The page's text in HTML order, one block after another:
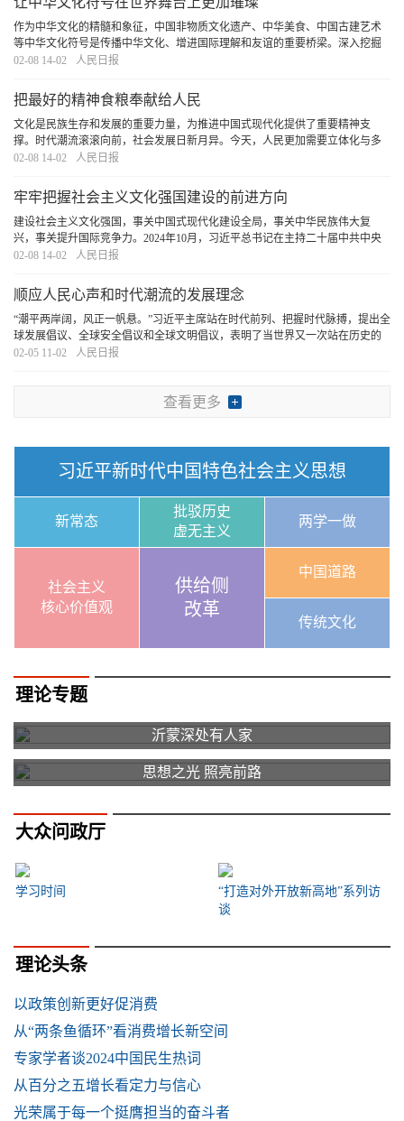
作为中华文化的精髓和象征，中国非物质文化遗产、中华美食、中国古建艺术
等中华文化符号是传播中华文化、增进国际理解和友谊的重要桥梁。深入挖掘
提炼中华文化符号、创新中华文化符号的叙事体系，是有效传递中华文化深厚
02-08 14-02 人民日报
把最好的精神食粮奉献给人民
文化是民族生存和发展的重要力量，为推进中国式现代化提供了重要精神支
撑。时代潮流滚滚向前，社会发展日新月异。今天，人民更加需要立体化与多
样性并存、精品化与创新性并重的文化产品。这就需要把满足人民精神文化需
02-08 14-02 人民日报
牢牢把握社会主义文化强国建设的前进方向
建设社会主义文化强国，事关中国式现代化建设全局，事关中华民族伟大复
兴，事关提升国际竞争力。2024年10月，习近平总书记在主持二十届中共中央
政治局第十七次集体学习时强调：“要锚定2035年建成文化强国的战略目标，坚
02-08 14-02 人民日报
顺应人民心声和时代潮流的发展理念
“潮平两岸阔，风正一帆悬。”习近平主席站在时代前列、把握时代脉搏，提出全
球发展倡议、全球安全倡议和全球文明倡议，表明了当世界又一次站在历史的
十字路口时，中国共产党人的鲜明立场和使命担当。中国的发展理念来源于对
02-05 11-02 人民日报
查看更多
习近平新时代中国特色社会主义思想
新常态
批驳历史
虚无主义
两学一做
社会主义
核心价值观
供给侧
改革
中国道路
传统文化
理论专题
沂蒙深处有人家
思想之光 照亮前路
大众问政厅
学习时间
“打造对外开放新高地”系列访
谈
理论头条
以政策创新更好促消费
从“两条鱼循环”看消费增长新空间
专家学者谈2024中国民生热词
从百分之五增长看定力与信心
光荣属于每一个挺膺担当的奋斗者